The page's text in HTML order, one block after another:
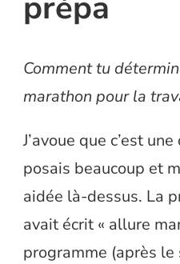
Comment tu
marathon pour la
J’avoue que c’est
posais beaucoup et
aidée là-dessus. La
avait écrit « allure
programme (après le